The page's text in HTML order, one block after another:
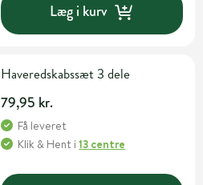
Læg i kurv
Haveredskabssæt 3 dele
79,95 kr.
Få leveret
Klik & Hent i13 centre